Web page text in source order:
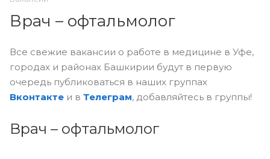
Врач – офтальмолог
Все свежие вакансии о работе в медицине в Уфе,
городах и районах Башкирии будут в первую
очередь публиковаться в наших группах
Вконтакте и в Телеграм, добавляйтесь в группы!
Врач – офтальмолог